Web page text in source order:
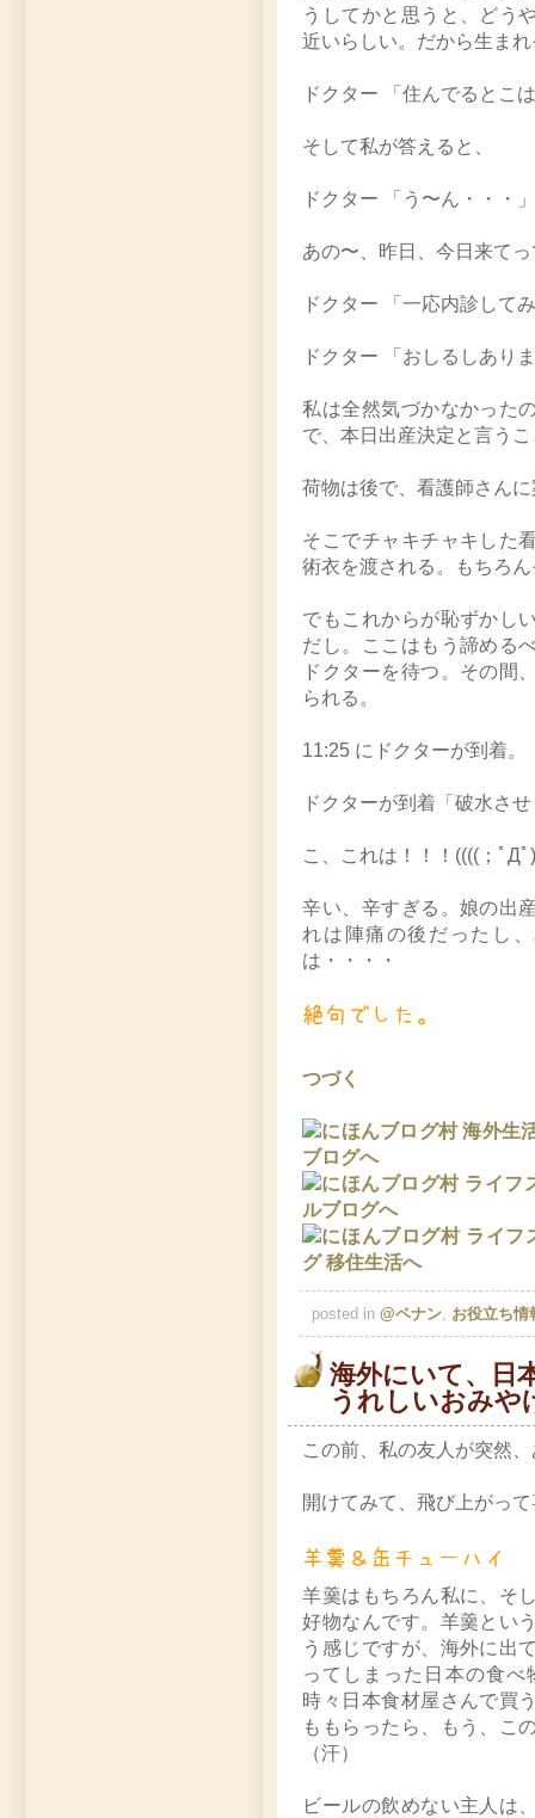
うしてかと思うと、どう
近いらしい。だから生ま
ドクター 「住んでるとこ
そして私が答えると、
ドクター 「う〜ん・・・
あの〜、昨日、今日来て
ドクター 「一応内診して
ドクター 「おしるしあり
私は全然気づかなかった
で、本日出産決定と言う
荷物は後で、看護師さん
そこでチャキチャキした
術衣を渡される。もちろ
でもこれからが恥ずかし
だし。ここはもう諦める
ドクターを待つ。その間
られる。
11:25 にドクターが到着。
ドクターが到着「破水さ
こ、これは！！！((((；ﾟДﾟ
辛い、辛すぎる。娘の出
れは陣痛の後だったし
は・・・・
つづく
posted in @ペナン, お役立ち情
海外にいて、日
うれしいおみや
この前、私の友人が突然
開けてみて、飛び上がっ
羊羹はもちろん私に、そ
好物なんです。羊羹とい
う感じですが、海外に出
ってしまった日本の食
時々日本食材屋さんで買
ももらったら、もう、こ
（汗）
ビールの飲めない主人は